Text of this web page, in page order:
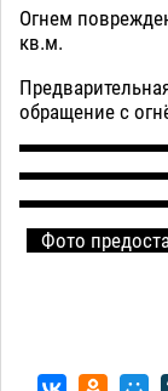
Огнем
кв.м.
обращение с
Фото